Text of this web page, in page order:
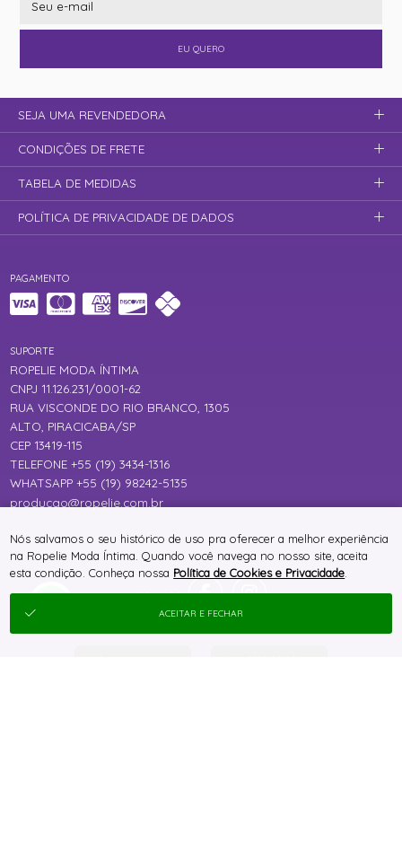
EU QUERO
PAGAMENTO
SUPORTE
ROPELIE MODA ÍNTIMA
CNPJ 11.126.231/0001-62
RUA VISCONDE DO RIO BRANCO, 1305
ALTO, PIRACICABA/SP
CEP 13419-115
TELEFONE +55 (19) 3434-1316
WHATSAPP +55 (19) 98242-5135
producao@ropelie.com.br
SEJA UMA REVENDEDORA
CONDIÇÕES DE FRETE
TABELA DE MEDIDAS
POLÍTICA DE PRIVACIDADE DE DADOS
Nós salvamos o seu histórico de uso pra oferecer a melhor experiência
na Ropelie Moda Íntima. Quando você navega no nosso site, aceita
esta condição. Conheça nossa Política de Cookies e Privacidade
ACEITAR E FECHAR